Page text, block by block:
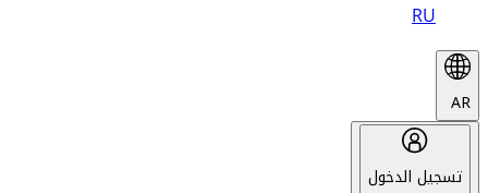
RU
AR
تسجيل الدخول